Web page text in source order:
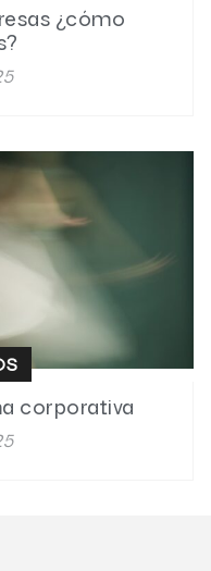
¿cómo
corporativa